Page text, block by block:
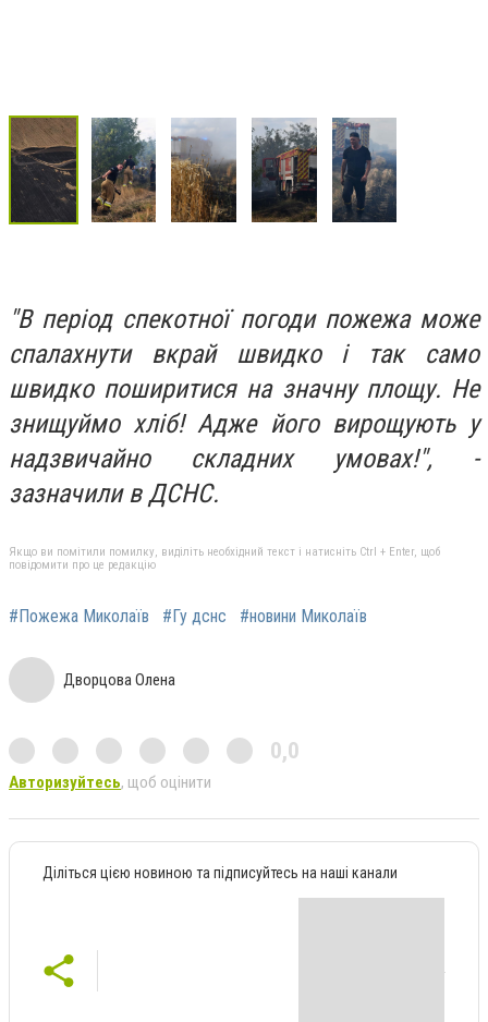
"В період спекотної погоди пожежа може
спалахнути вкрай швидко і так само
швидко поширитися на значну площу. Не
знищуймо хліб! Адже його вирощують у
надзвичайно складних умовах!", -
зазначили в ДСНС.
Якщо ви помітили помилку, виділіть необхідний текст і натисніть Ctrl + Enter, щоб
повідомити про це редакцію
#Пожежа Миколаїв #Гу дснс #новини Миколаїв
Дворцова Олена
0,0
Авторизуйтесь, щоб оцінити
Діліться цією новиною та підписуйтесь на наші канали